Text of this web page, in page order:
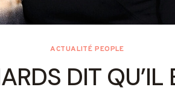
ACTUALITÉ PEOPLE
DIT QU’IL